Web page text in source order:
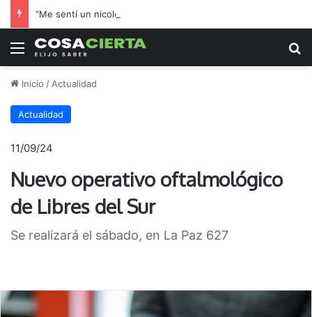
Menú
Inicio / Actualidad
Actualidad
11/09/24
Nuevo operativo oftalmológico
de Libres del Sur
Se realizará el sábado, en La Paz 627